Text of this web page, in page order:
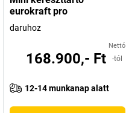
eurokraft pro
daruhoz
Nettó
168.900,- Ft -tól
12-14 munkanap alatt